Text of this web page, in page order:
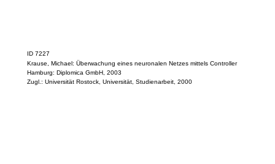
ID 7227
Krause, Michael: Überwachung eines neuronalen Netzes mittels Controller
Hamburg: Diplomica GmbH, 2003
Zugl.: Universität Rostock, Universität, Studienarbeit, 2000